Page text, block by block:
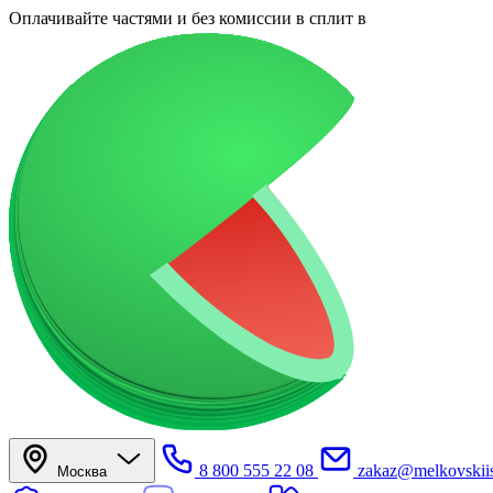
Оплачивайте частями и без комиссии в сплит в
Москва 8 800 555 22 08